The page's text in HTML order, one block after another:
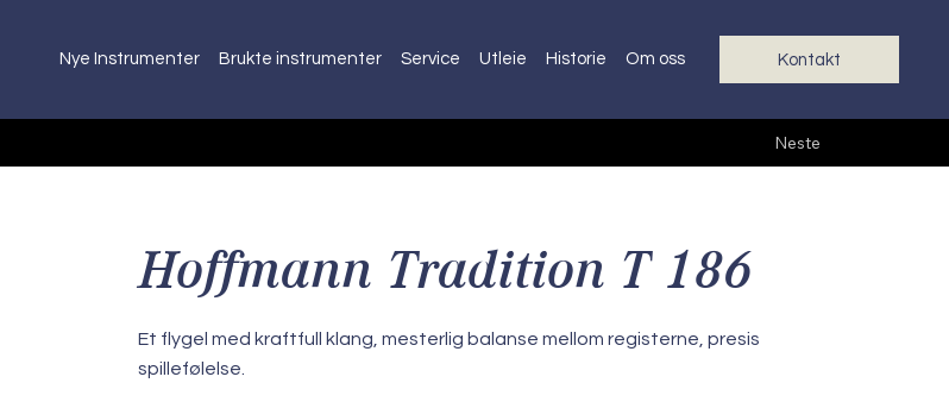
Nye Instrumenter Brukte instrumenter Service Utleie Historie Om oss Kontakt
Neste
Hoffmann Tradition T 186
Et flygel med kraftfull klang, mesterlig balanse mellom registerne, presis
spillefølelse.